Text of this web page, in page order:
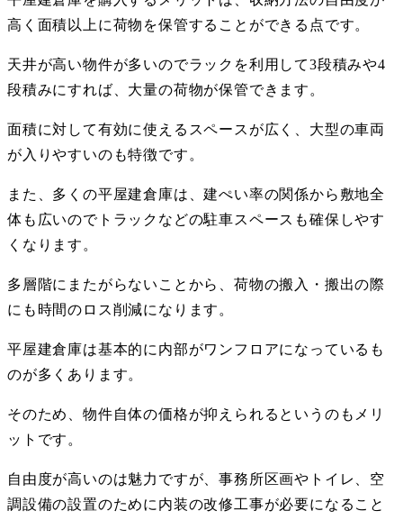
高く面積以上に荷物を保管することができる点です。
天井が高い物件が多いのでラックを利用して3段積みや4
段積みにすれば、大量の荷物が保管できます。
面積に対して有効に使えるスペースが広く、大型の車両
が入りやすいのも特徴です。
また、多くの平屋建倉庫は、建ぺい率の関係から敷地全
体も広いのでトラックなどの駐車スペースも確保しやす
くなります。
多層階にまたがらないことから、荷物の搬入・搬出の際
にも時間のロス削減になります。
平屋建倉庫は基本的に内部がワンフロアになっているも
のが多くあります。
そのため、物件自体の価格が抑えられるというのもメリ
ットです。
自由度が高いのは魅力ですが、事務所区画やトイレ、空
調設備の設置のために内装の改修工事が必要になること